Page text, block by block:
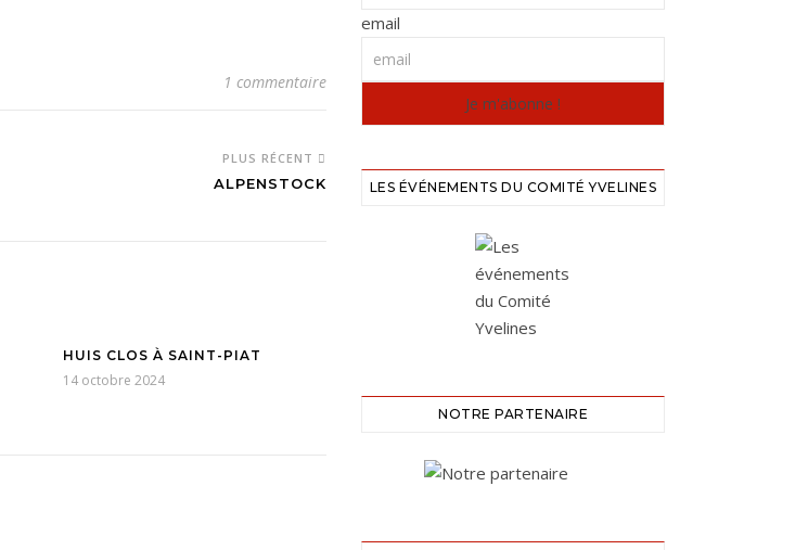
1 commentaire
PLUS RÉCENT
ALPENSTOCK
HUIS CLOS À SAINT-PIAT
14 octobre 2024
email
LES ÉVÉNEMENTS DU COMITÉ YVELINES
NOTRE PARTENAIRE